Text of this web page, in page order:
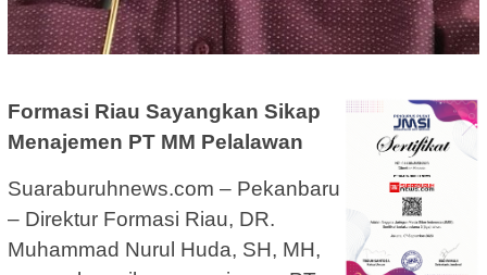
Formasi Riau Sayangkan Sikap
Menajemen PT MM Pelalawan
Suaraburuhnews.com – Pekanbaru
– Direktur Formasi Riau, DR.
Muhammad Nurul Huda, SH, MH,